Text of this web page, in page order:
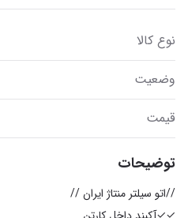
نوع کالا
وضعیت
قیمت
توضیحات